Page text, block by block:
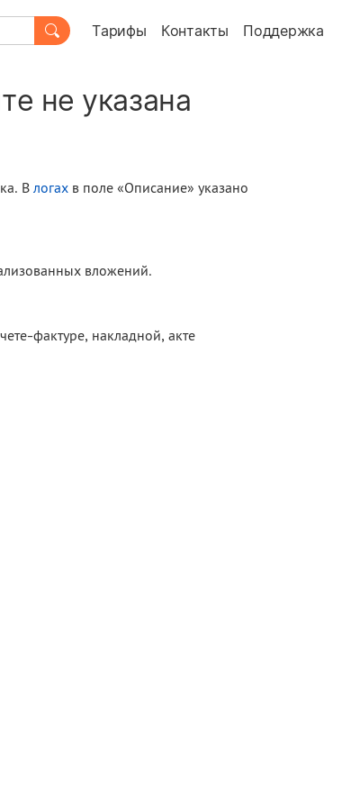
Тарифы Контакты Поддержка
не указана
Влогах в поле «Описание» указано
вложений.
фактуре, накладной, акте